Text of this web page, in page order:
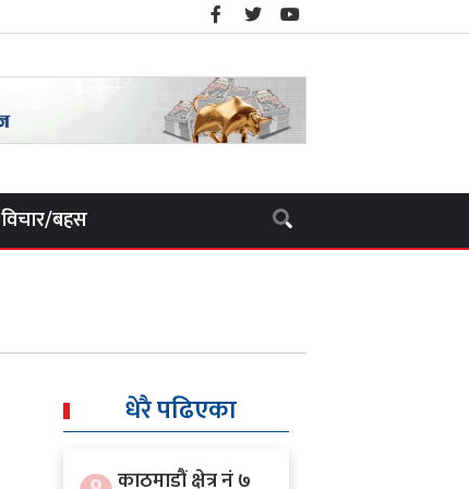
विचार/बहस
धेरै पढिएका
काठमाडौं क्षेत्र नं ७